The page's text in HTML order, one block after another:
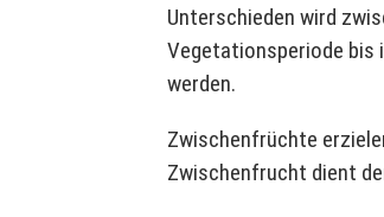
Unterschieden wird
Vegetationsperiode bis
werden.
Zwischenfrüchte
Zwischenfrucht dient